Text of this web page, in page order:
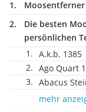
Moosentferner
Die besten
persönlichen
A.k.b. 1385
Ago Quart
Abacus
mehr